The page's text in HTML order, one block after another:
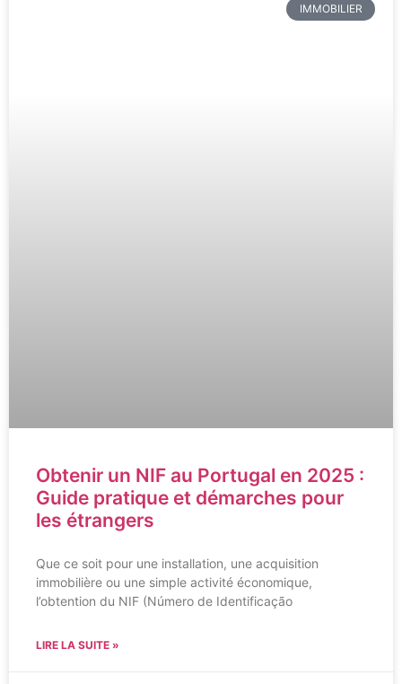
IMMOBILIER
Obtenir un NIF au Portugal en 2025 :
Guide pratique et démarches pour
les étrangers
Que ce soit pour une installation, une acquisition
immobilière ou une simple activité économique,
l’obtention du NIF (Número de Identificação
LIRE LA SUITE »